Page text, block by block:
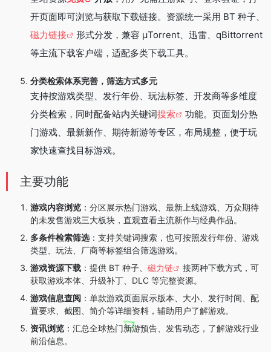
开页面即可浏览与获取下载链接。资源统一采用 BT 种子、
磁力链接
形式分发，兼容 μTorrent、迅雷、qBittorrent
等主流下载客户端，适配多类下载工具。
分类检索体系完善，筛选方式多元
支持按游戏类型、发行年份、玩法标签、开发商等多维度
分类检索，同时配备站内关键词搜索
功能。页面划分热
门游戏、最新新作、期待新游等专区，布局规整，便于玩
家快速查找目标游戏。
主要功能
游戏内容浏览 ：分区展示热门游戏、最新上线游戏、万众期待
的未发售游戏三大板块，直观查看主流新作与经典作品。
多条件检索筛选：支持关键词搜索，也可按照发行年份、游戏
类型、玩法、厂商等标签组合筛选游戏。
游戏资源下载 ：提供 BT 种子、 磁力链
接两种下载方式，可
获取游戏本体、升级补丁、DLC 等完整资源。
游戏信息查阅 ：单款游戏页面展示版本、大小、发行时间、配
置要求、截图、简介等详细资料，辅助用户了解游戏。
资讯浏览 ：汇总全球热门新游预告、发售动态，了解游戏行业
前沿信息。